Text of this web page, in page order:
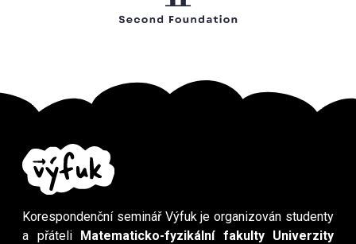
Korespondenční seminář Výfuk je organizován studenty
a přáteli Matematicko-fyzikální fakulty Univerzity